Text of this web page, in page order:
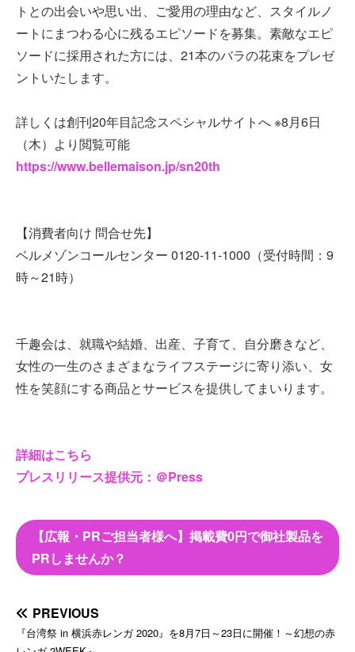
トとの出会いや思い出、ご愛用の理由など、スタイルノ
ートにまつわる心に残るエピソードを募集。素敵なエピ
ソードに採用された方には、21本のバラの花束をプレゼ
ントいたします。
詳しくは創刊20年目記念スペシャルサイトへ ※8月6日
（木）より閲覧可能
https://www.bellemaison.jp/sn20th
【消費者向け 問合せ先】
ベルメゾンコールセンター 0120-11-1000（受付時間：9
時～21時）
千趣会は、就職や結婚、出産、子育て、自分磨きなど、
女性の一生のさまざまなライフステージに寄り添い、女
性を笑顔にする商品とサービスを提供してまいります。
詳細はこちら
プレスリリース提供元：＠Press
【広報・PRご担当者様へ】掲載費0円で御社製品を
PRしませんか？
PREVIOUS
『台湾祭 in 横浜赤レンガ 2020』を8月7日～23日に開催！～幻想の赤